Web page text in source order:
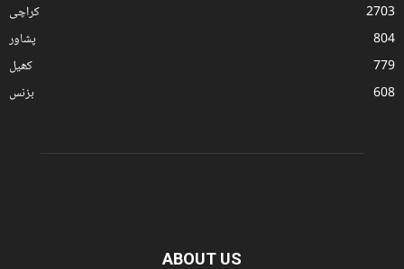
کراچی
2703
پشاور
804
کھیل
779
بزنس
608
ABOUT US